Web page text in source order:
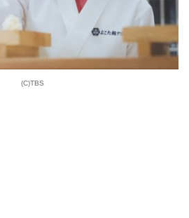
(C)TBS